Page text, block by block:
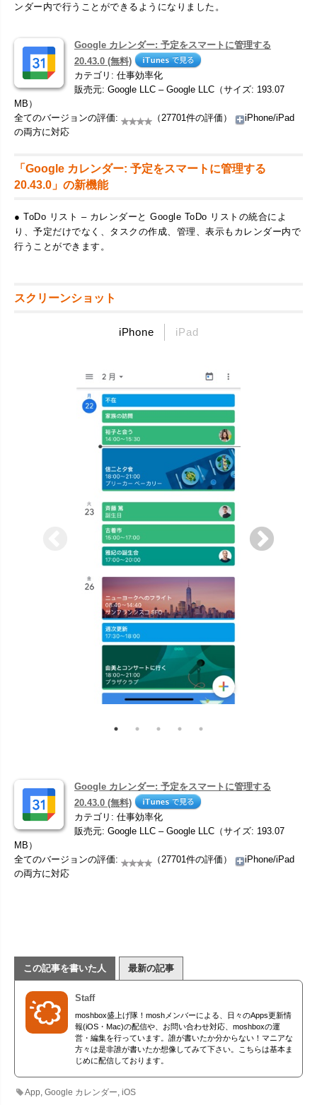
ンダー内で行うことができるようになりました。
Google カレンダー: 予定をスマートに管理する
20.43.0 (無料)
カテゴリ: 仕事効率化
販売元: Google LLC – Google LLC（サイズ: 193.07
MB）
全てのバージョンの評価:
（27701件の評価）
iPhone/iPad
の両方に対応
「Google カレンダー: 予定をスマートに管理する
20.43.0」の新機能
● ToDo リスト – カレンダーと Google ToDo リストの統合によ
り、予定だけでなく、タスクの作成、管理、表示もカレンダー内で
行うことができます。
スクリーンショット
iPhone iPad
Google カレンダー: 予定をスマートに管理する
20.43.0 (無料)
カテゴリ: 仕事効率化
販売元: Google LLC – Google LLC（サイズ: 193.07
MB）
全てのバージョンの評価:
（27701件の評価）
iPhone/iPad
の両方に対応
この記事を書いた人 最新の記事
Staff
moshbox盛上げ隊！moshメンバーによる、日々のApps更新情
報(iOS・Mac)の配信や、お問い合わせ対応、moshboxの運
営・編集を行っています。誰が書いたか分からない！マニアな
方々は是非誰が書いたか想像してみて下さい。こちらは基本ま
じめに配信しております。
App ,Google カレンダー ,iOS